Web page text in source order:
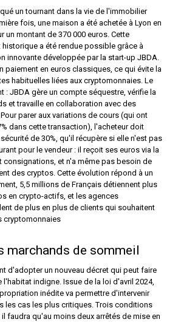
un tournant dans la vie de l'immobilier
fois, une maison a été achetée à Lyon en
un montant de 370 000 euros. Cette
a été rendue possible grâce à
innovante développée par la start-up JBDA.
paiement en euros classiques, ce qui évite la
habituelles liées aux cryptomonnaies. Le
: JBDA gère un compte séquestre, vérifie la
et travaille en collaboration avec des
parer aux variations de cours (qui ont
dans cette transaction), l'acheteur doit
de 30%, qu'il récupère si elle n'est pas
pour le vendeur : il reçoit ses euros via la
consignations, et n'a même pas besoin de
des cryptos. Cette évolution répond à un
5,5 millions de Français détiennent plus
en crypto-actifs, et les agences
de plus en plus de clients qui souhaitent
cryptomonnaies
marchands de sommeil
d'adopter un nouveau décret qui peut faire
l'habitat indigne. Issue de la loi d'avril 2024,
inédite va permettre d'intervenir
les cas les plus critiques. Trois conditions
faudra qu'au moins deux arrêtés de mise en